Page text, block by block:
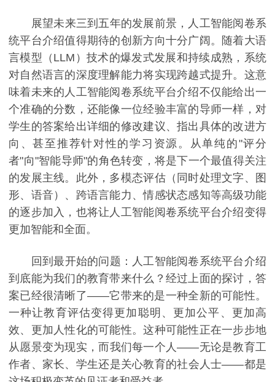
展望未来三到五年的发展前景，人工智能阅卷系
统平台介绍值得期待的创新方向十分广阔。随着大语
言模型（LLM）技术的爆发式发展和持续成熟，系统
对自然语言的深度理解能力将实现跨越式提升。这意
味着未来的人工智能阅卷系统平台介绍不仅能给出一
个准确的分数，还能像一位经验丰富的导师一样，对
学生的答案给出详细的修改建议、指出具体的改进方
向、甚至推荐针对性的学习资源。从单纯的"评分
者"向"智能导师"的角色转变，将是下一个最值得关注
的发展主线。此外，多模态评估（同时处理文字、图
形、语音）、跨语言能力、情感状态感知等高级功能
的逐步加入，也将让人工智能阅卷系统平台介绍变得
更加智能和全面。
回到最开始的问题：人工智能阅卷系统平台介绍
到底能为我们的教育带来什么？经过上面的探讨，答
案已经很清晰了——它带来的是一种全新的可能性。
一种让教育评估变得更加聪明、更加公平、更加高
效、更加人性化的可能性。这种可能性正在一步步地
从愿景变为现实，而我们每一个人——无论是教育工
作者、家长、学生还是关心教育的社会人士——都是